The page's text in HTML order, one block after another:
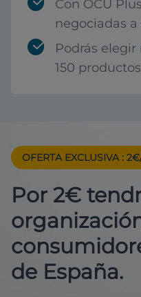
Con OCU
negociadas
Podrás
150 productos
OFERTA EXCLUSIVA :
Por 2€
de España.